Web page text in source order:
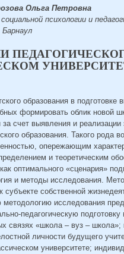
Ольга Петровна
психологии и
образования в
формировать облик новой
счет выявления и реализации
образования. Такого рода
опережающим
и теоретическим
оптимального «сценария»
и методы исследования.
собственной
исследования
педагогическую подготовку
связях «школа – вуз – школа»;
личности будущего
университете;